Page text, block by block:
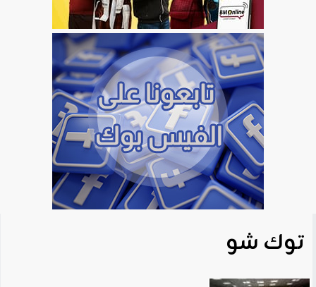
توك شو